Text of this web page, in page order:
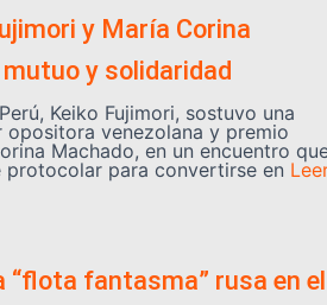
y María Corina
y solidaridad
Keiko Fujimori, sostuvo una
venezolana y premio
Machado, en un encuentro
para convertirse en
“flota fantasma” rusa en el